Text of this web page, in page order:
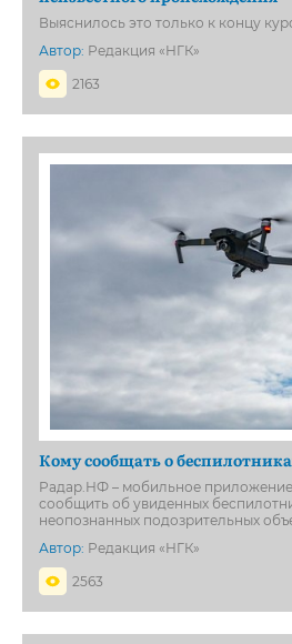
Выяснилось это только к концу
Автор: Редакция «НГК»
2163
Кому сообщать о
Радар.НФ – мобильное
сообщить об увиденных
неопознанных подозрительных
Автор: Редакция «НГК»
2563